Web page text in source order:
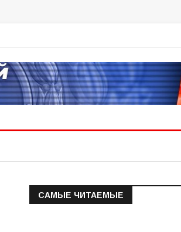
САМЫЕ ЧИТАЕМЫЕ
Информация о состоянии